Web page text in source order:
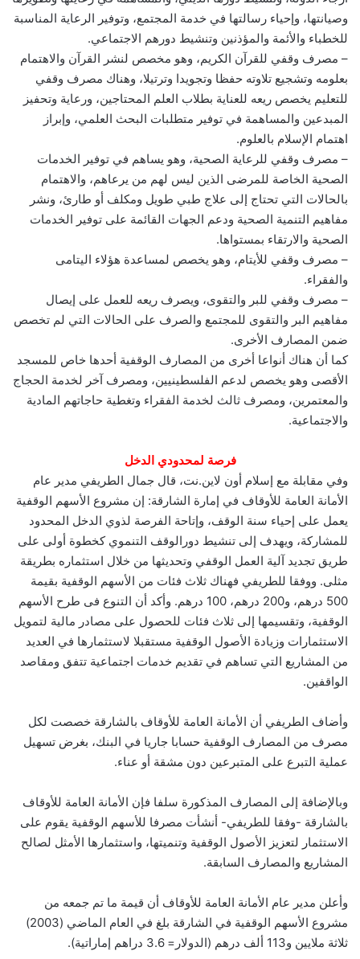
وصيانتها، وإحياء رسالتها في خدمة المجتمع، وتوفير الرعاية المناسبة
للخطباء والأئمة والمؤذنين وتنشيط دورهم الاجتماعي.
– مصرف وقفي للقرآن الكريم، وهو مخصص لنشر القرآن والاهتمام
بعلومه وتشجيع تلاوته حفظا وتجويدا وترتيلا، وهناك مصرف وقفي
للتعليم يخصص ريعه للعناية بطلاب العلم المحتاجين، ورعاية وتحفيز
المبدعين والمساهمة في توفير متطلبات البحث العلمي، وإبراز
اهتمام الإسلام بالعلوم.
– مصرف وقفي للرعاية الصحية، وهو يساهم في توفير الخدمات
الصحية الخاصة للمرضى الذين ليس لهم من يرعاهم، والاهتمام
بالحالات التي تحتاج إلى علاج طبي طويل ومكلف أو طارئ، ونشر
مفاهيم التنمية الصحية ودعم الجهات القائمة على توفير الخدمات
الصحية والارتقاء بمستواها.
– مصرف وقفي للأيتام، وهو يخصص لمساعدة هؤلاء اليتامى
والفقراء.
– مصرف وقفي للبر والتقوى، ويصرف ريعه للعمل على إيصال
مفاهيم البر والتقوى للمجتمع والصرف على الحالات التي لم تخصص
ضمن المصارف الأخرى.
كما أن هناك أنواعا أخرى من المصارف الوقفية أحدها خاص للمسجد
الأقصى وهو يخصص لدعم الفلسطينيين، ومصرف آخر لخدمة الحجاج
والمعتمرين، ومصرف ثالث لخدمة الفقراء وتغطية حاجاتهم المادية
والاجتماعية.
فرصة لمحدودي الدخل
وفي مقابلة مع إسلام أون لاين.نت، قال جمال الطريفي مدير عام
الأمانة العامة للأوقاف في إمارة الشارقة: إن مشروع الأسهم الوقفية
يعمل على إحياء سنة الوقف، وإتاحة الفرصة لذوي الدخل المحدود
للمشاركة، ويهدف إلى تنشيط دورالوقف التنموي كخطوة أولى على
طريق تجديد آلية العمل الوقفي وتحديثها من خلال استثماره بطريقة
مثلى. ووفقا للطريفي فهناك ثلاث فئات من الأسهم الوقفية بقيمة
500 درهم، و200 درهم، 100 درهم. وأكد أن التنوع فى طرح الأسهم
الوقفية، وتقسيمها إلى ثلاث فئات للحصول على مصادر مالية لتمويل
الاستثمارات وزيادة الأصول الوقفية مستقبلا لاستثمارها في العديد
من المشاريع التي تساهم في تقديم خدمات اجتماعية تتفق ومقاصد
الواقفين.
وأضاف الطريفي أن الأمانة العامة للأوقاف بالشارقة خصصت لكل
مصرف من المصارف الوقفية حسابا جاريا في البنك، بغرض تسهيل
عملية التبرع على المتبرعين دون مشقة أو عناء.
وبالإضافة إلى المصارف المذكورة سلفا فإن الأمانة العامة للأوقاف
بالشارقة -وفقا للطريفي- أنشأت مصرفا للأسهم الوقفية يقوم على
الاستثمار لتعزيز الأصول الوقفية وتنميتها، واستثمارها الأمثل لصالح
المشاريع والمصارف السابقة.
وأعلن مدير عام الأمانة العامة للأوقاف أن قيمة ما تم جمعه من
مشروع الأسهم الوقفية في الشارقة بلغ في العام الماضي (2003)
ثلاثة ملايين و113 ألف درهم (الدولار= 3.6 دراهم إماراتية).